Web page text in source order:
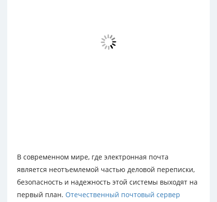
В современном мире, где электронная почта
является неотъемлемой частью деловой переписки,
безопасность и надежность этой системы выходят на
первый план. Отечественный почтовый сервер